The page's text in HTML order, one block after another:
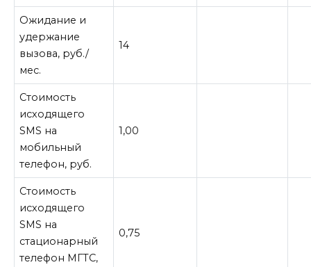
Ожидание и
удержание
вызова, руб./
мес.
14
Стоимость
исходящего
SMS на
мобильный
телефон, руб.
1,00
Стоимость
исходящего
SMS на
стационарный
телефон МГТС,
0,75